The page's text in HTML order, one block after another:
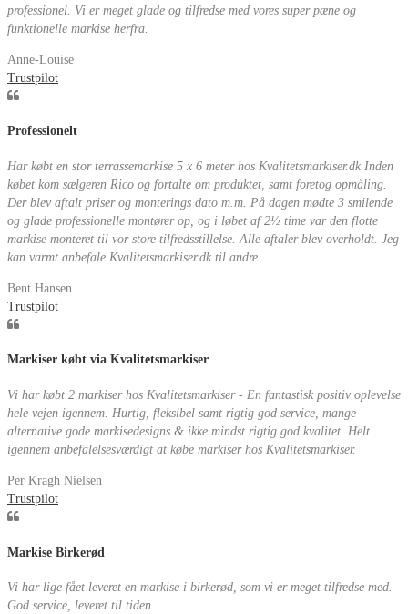
professionel. Vi er meget glade og tilfredse med vores super pæne og
funktionelle markise herfra.
Anne-Louise
Trustpilot
Professionelt
Har købt en stor terrassemarkise 5 x 6 meter hos Kvalitetsmarkiser.dk Inden
købet kom sælgeren Rico og fortalte om produktet, samt foretog opmåling.
Der blev aftalt priser og monterings dato m.m. På dagen mødte 3 smilende
og glade professionelle montører op, og i løbet af 2½ time var den flotte
markise monteret til vor store tilfredsstillelse. Alle aftaler blev overholdt. Jeg
kan varmt anbefale Kvalitetsmarkiser.dk til andre.
Bent Hansen
Trustpilot
Markiser købt via Kvalitetsmarkiser
Vi har købt 2 markiser hos Kvalitetsmarkiser - En fantastisk positiv oplevelse
hele vejen igennem. Hurtig, fleksibel samt rigtig god service, mange
alternative gode markisedesigns & ikke mindst rigtig god kvalitet. Helt
igennem anbefalelsesværdigt at købe markiser hos Kvalitetsmarkiser.
Per Kragh Nielsen
Trustpilot
Markise Birkerød
Vi har lige fået leveret en markise i birkerød, som vi er meget tilfredse med.
God service, leveret til tiden.